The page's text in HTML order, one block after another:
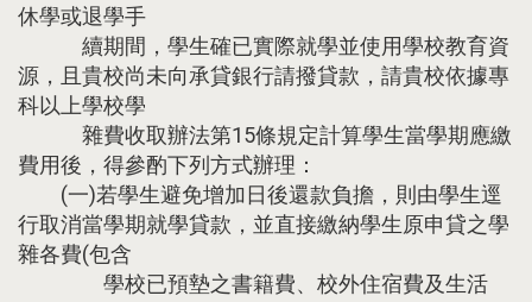
休學或退學手
續期間，學生確已實際就學並使用學校教育資
源，且貴校尚未向承貸銀行請撥貸款，請貴校依據專
科以上學校學
雜費收取辦法第15條規定計算學生當學期應繳
費用後，得參酌下列方式辦理：
(一)若學生避免增加日後還款負擔，則由學生逕
行取消當學期就學貸款，並直接繳納學生原申貸之學
雜各費(包含
學校已預墊之書籍費、校外住宿費及生活